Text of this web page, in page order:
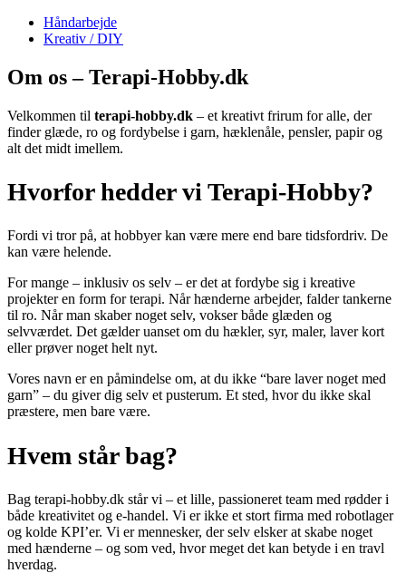
Håndarbejde
Kreativ / DIY
Om os – Terapi-Hobby.dk
Velkommen til terapi-hobby.dk – et kreativt frirum for alle, der
finder glæde, ro og fordybelse i garn, hæklenåle, pensler, papir og
alt det midt imellem.
Hvorfor hedder vi Terapi-Hobby?
Fordi vi tror på, at hobbyer kan være mere end bare tidsfordriv. De
kan være helende.
For mange – inklusiv os selv – er det at fordybe sig i kreative
projekter en form for terapi. Når hænderne arbejder, falder tankerne
til ro. Når man skaber noget selv, vokser både glæden og
selvværdet. Det gælder uanset om du hækler, syr, maler, laver kort
eller prøver noget helt nyt.
Vores navn er en påmindelse om, at du ikke “bare laver noget med
garn” – du giver dig selv et pusterum. Et sted, hvor du ikke skal
præstere, men bare være.
Hvem står bag?
Bag terapi-hobby.dk står vi – et lille, passioneret team med rødder i
både kreativitet og e-handel. Vi er ikke et stort firma med robotlager
og kolde KPI’er. Vi er mennesker, der selv elsker at skabe noget
med hænderne – og som ved, hvor meget det kan betyde i en travl
hverdag.